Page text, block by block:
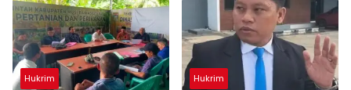
Hukrim Hukrim